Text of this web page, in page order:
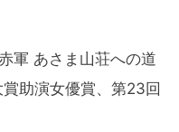
軍 あさま山荘への道
助演女優賞、第23回